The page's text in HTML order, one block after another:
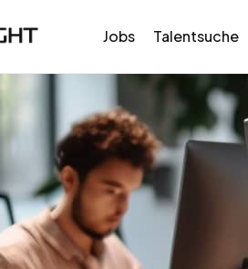
Jobs Talentsuche